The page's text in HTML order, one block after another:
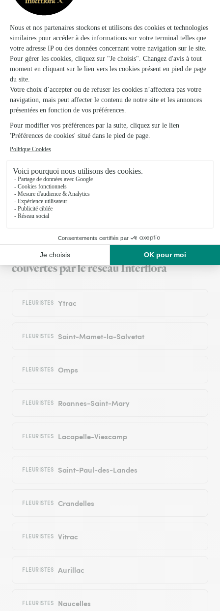
★ ★ ★ ★ ★
Le boutique très beau,par contre le…
Le boutique très beau,par contre le livreur il fait pas attention
il y a tourner le carton avec la tête en bas il a abîmé le
boutique.
25/06/2026
★ ★ ★ ★ ★
Service efficace
28/02/2026
Trustpilot Échantillon d'avis clients fourni via Trustpilot.
les avis de la marque Interflora sur Trustpilot
Livraison de fleurs à Sansac-de-
Marmiesse et autour : les villes proches
couvertes par le réseau Interflora
FLEURISTES Ytrac
FLEURISTES Saint-Mamet-la-Salvetat
FLEURISTES Omps
FLEURISTES Roannes-Saint-Mary
FLEURISTES Lacapelle-Viescamp
FLEURISTES Saint-Paul-des-Landes
FLEURISTES Crandelles
FLEURISTES Vitrac
FLEURISTES Aurillac
FLEURISTES Naucelles